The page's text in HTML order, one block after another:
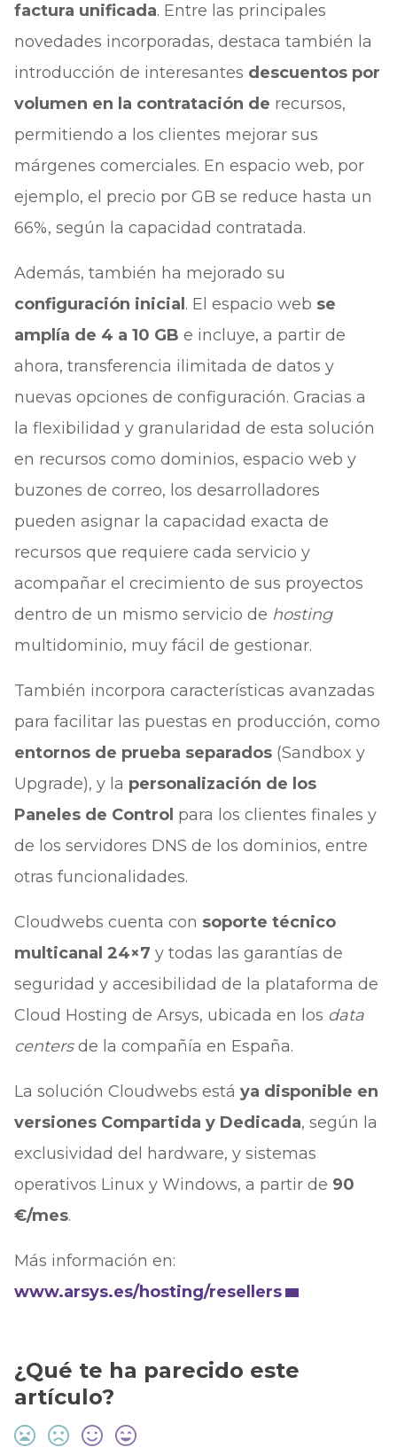
factura unificada. Entre las principales
novedades incorporadas, destaca también la
introducción de interesantes descuentos por
volumen en la contratación de recursos,
permitiendo a los clientes mejorar sus
márgenes comerciales. En espacio web, por
ejemplo, el precio por GB se reduce hasta un
66%, según la capacidad contratada.
Además, también ha mejorado su
configuración inicial . El espacio web se
amplía de 4 a 10 GB e incluye, a partir de
ahora, transferencia ilimitada de datos y
nuevas opciones de configuración. Gracias a
la flexibilidad y granularidad de esta solución
en recursos como dominios, espacio web y
buzones de correo, los desarrolladores
pueden asignar la capacidad exacta de
recursos que requiere cada servicio y
acompañar el crecimiento de sus proyectos
dentro de un mismo servicio de hosting
multidominio, muy fácil de gestionar.
También incorpora características avanzadas
para facilitar las puestas en producción, como
entornos de prueba separados (Sandbox y
Upgrade), y la personalización de los
Paneles de Control para los clientes finales y
de los servidores DNS de los dominios, entre
otras funcionalidades.
Cloudwebs cuenta con soporte técnico
multicanal 24×7 y todas las garantías de
seguridad y accesibilidad de la plataforma de
Cloud Hosting de Arsys, ubicada en los data
centersde la compañía en España.
La solución Cloudwebs está ya disponible en
versiones Compartida y Dedicada, según la
exclusividad del hardware, y sistemas
operativos Linux y Windows, a partir de 90
€/mes.
Más información en:
www.arsys.es/hosting/resellers
¿Qué te ha parecido este
artículo?